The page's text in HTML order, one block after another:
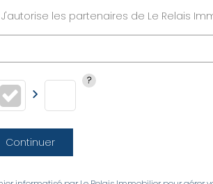
J'autorise les partenaires de Le Relais
Continuer